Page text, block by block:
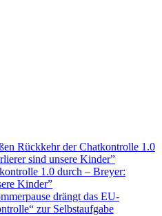
Rückkehr der Chatkontrolle 1.0
sind unsere Kinder”
1.0 durch – Breyer:
Kinder”
drängt das EU-
zur Selbstaufgabe